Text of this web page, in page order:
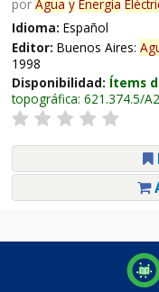
por Agua y Energía
Idioma: Español
Editor: Buenos Aires:
1998
Disponibilidad: Ítems
topográfica: 621.374.5/